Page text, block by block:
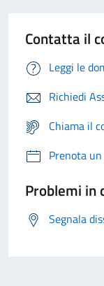
Contatta il
Leggi le
Richiedi
Chiama il
Prenota
Problemi in
Segnala